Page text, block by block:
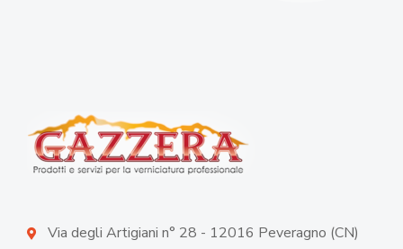
Via degli Artigiani n° 28 - 12016 Peveragno (CN)